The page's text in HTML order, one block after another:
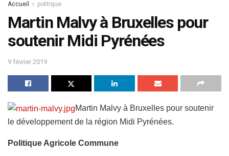
Accueil politique
Martin Malvy à Bruxelles pour
soutenir Midi Pyrénées
9 février 2019
Martin Malvy à Bruxelles pour soutenir
le développement de la région Midi Pyrénées.
Politique Agricole Commune